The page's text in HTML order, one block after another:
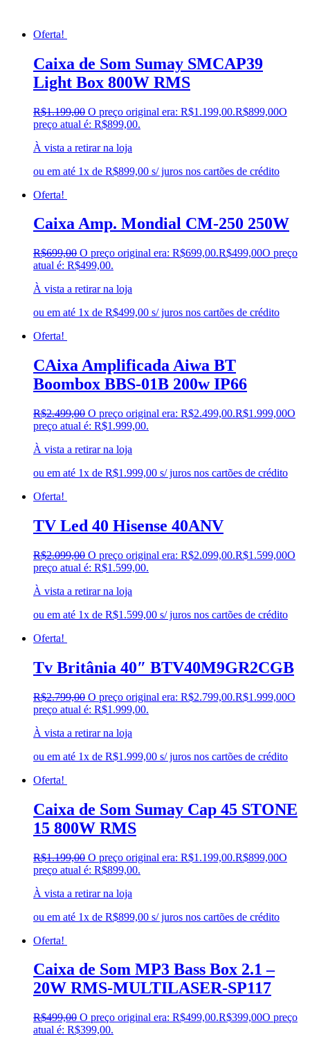
Oferta!
Caixa de Som Sumay SMCAP39
Light Box 800W RMS
R$1.199,00 O preço original era: R$1.199,00.R$899,00O
preço atual é: R$899,00.
À vista a retirar na loja
ou em até 1x de R$899,00 s/ juros nos cartões de crédito
Oferta!
Caixa Amp. Mondial CM-250 250W
R$699,00 O preço original era: R$699,00.R$499,00O preço
atual é: R$499,00.
À vista a retirar na loja
ou em até 1x de R$499,00 s/ juros nos cartões de crédito
Oferta!
CAixa Amplificada Aiwa BT
Boombox BBS-01B 200w IP66
R$2.499,00 O preço original era: R$2.499,00.R$1.999,00O
preço atual é: R$1.999,00.
À vista a retirar na loja
ou em até 1x de R$1.999,00 s/ juros nos cartões de crédito
Oferta!
TV Led 40 Hisense 40ANV
R$2.099,00 O preço original era: R$2.099,00.R$1.599,00O
preço atual é: R$1.599,00.
À vista a retirar na loja
ou em até 1x de R$1.599,00 s/ juros nos cartões de crédito
Oferta!
Tv Britânia 40″ BTV40M9GR2CGB
R$2.799,00 O preço original era: R$2.799,00.R$1.999,00O
preço atual é: R$1.999,00.
À vista a retirar na loja
ou em até 1x de R$1.999,00 s/ juros nos cartões de crédito
Oferta!
Caixa de Som Sumay Cap 45 STONE
15 800W RMS
R$1.199,00 O preço original era: R$1.199,00.R$899,00O
preço atual é: R$899,00.
À vista a retirar na loja
ou em até 1x de R$899,00 s/ juros nos cartões de crédito
Oferta!
Caixa de Som MP3 Bass Box 2.1 –
20W RMS-MULTILASER-SP117
R$499,00 O preço original era: R$499,00.R$399,00O preço
atual é: R$399,00.